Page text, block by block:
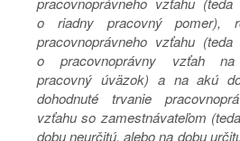
o riadny pracovný pomer),
pracovnoprávneho vzťahu
o pracovnoprávny vzťah
pracovný úväzok) a na akú
dohodnuté trvanie
vzťahu so zamestnávateľom
dobu neurčitú, alebo na dobu